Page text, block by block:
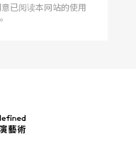
已阅读本网站的使用